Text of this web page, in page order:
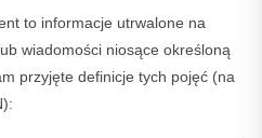
to informacje utrwalone na
wiadomości niosące określoną
przyjęte definicje tych pojęć (na